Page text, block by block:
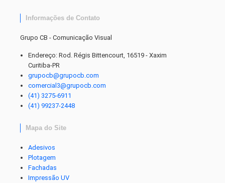
Informações de Contato
Grupo CB - Comunicação Visual
Endereço: Rod. Régis Bittencourt, 16519 - Xaxim
Curitiba-PR
grupocb@grupocb.com
comercial3@grupocb.com
(41) 3275-6911
(41) 99237-2448
Mapa do Site
Adesivos
Plotagem
Fachadas
Impressão UV